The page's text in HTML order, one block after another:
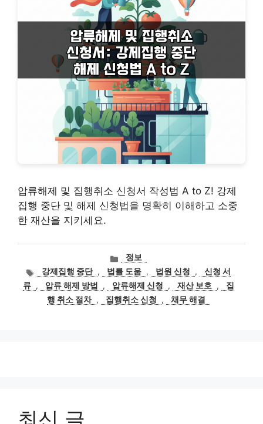
압류해제 및 집행취소 신청서 작성법 A to Z! 강제
집행 중단 및 해제 신청법을 명확히 이해하고 소중
한 재산을 지키세요.
카
테
고
리
정보
태강제집행 중단 , 법률 도움 , 법원 신청 ,
신청 서
류 , 압류 해제 방법 , 압류해제 신청 , 재산 보호 ,
집
행 취소 절차 , 집행취소 신청 , 채무 해결
최신 글